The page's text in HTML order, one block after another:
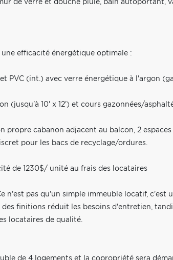
de verre et douche pluie, bain autoportant,
efficacité énergétique optimale :
PVC (int.) avec verre énergétique à l'argon
(jusqu'à 10' x 12') et cours gazonnées/
propre cabanon adjacent au balcon, 2
pour les bacs de recyclage/ordures.
de 1230$/ unité au frais des locataires
n'est pas qu'un simple immeuble locatif, c'est
finitions réduit les besoins d'entretien,
locataires de qualité.
de 4 logements et la copropriété sera